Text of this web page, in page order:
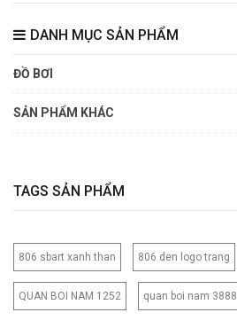
DANH MỤC SẢN PHẨM
ĐỒ BƠI
SẢN PHẨM KHÁC
TAGS SẢN PHẨM
806 sbart xanh than 806 den logo trang
QUAN BOI NAM 1252 quan boi nam 3888